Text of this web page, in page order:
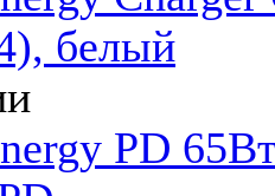
белый
PD